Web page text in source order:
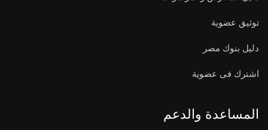
توثيق عضوية
دليل بنوك مصر
اشترك فى عضوية
المساعدة والدعم